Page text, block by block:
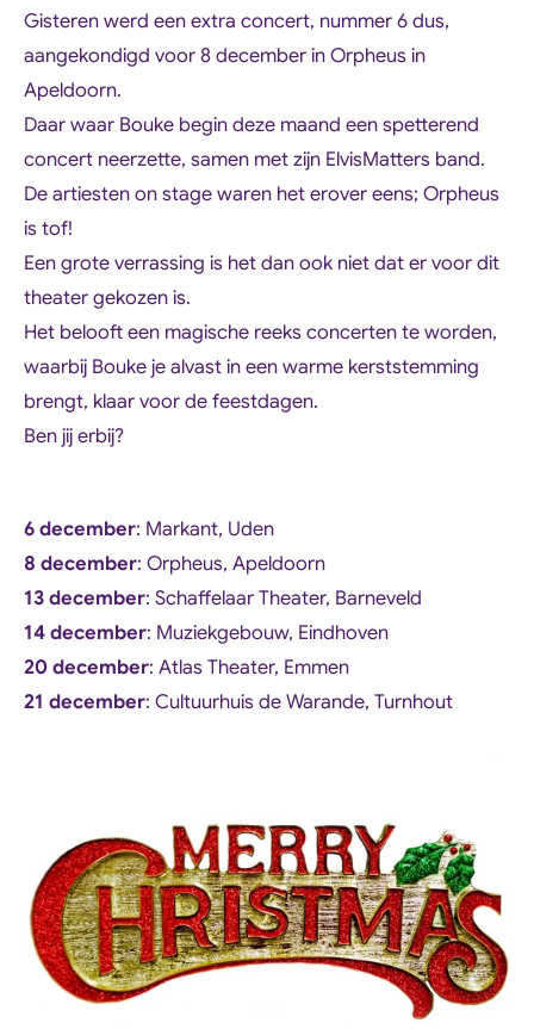
Gisteren werd een extra concert, nummer 6 dus,
aangekondigd voor 8 december in Orpheus in
Apeldoorn.
Daar waar Bouke begin deze maand een spetterend
concert neerzette, samen met zijn ElvisMatters band.
De artiesten on stage waren het erover eens; Orpheus
is tof!
Een grote verrassing is het dan ook niet dat er voor dit
theater gekozen is.
Het belooft een magische reeks concerten te worden,
waarbij Bouke je alvast in een warme kerststemming
brengt, klaar voor de feestdagen.
Ben jij erbij?
6 december: Markant, Uden
8 december: Orpheus, Apeldoorn
13 december: Schaffelaar Theater, Barneveld
14 december: Muziekgebouw, Eindhoven
20 december: Atlas Theater, Emmen
21 december: Cultuurhuis de Warande, Turnhout